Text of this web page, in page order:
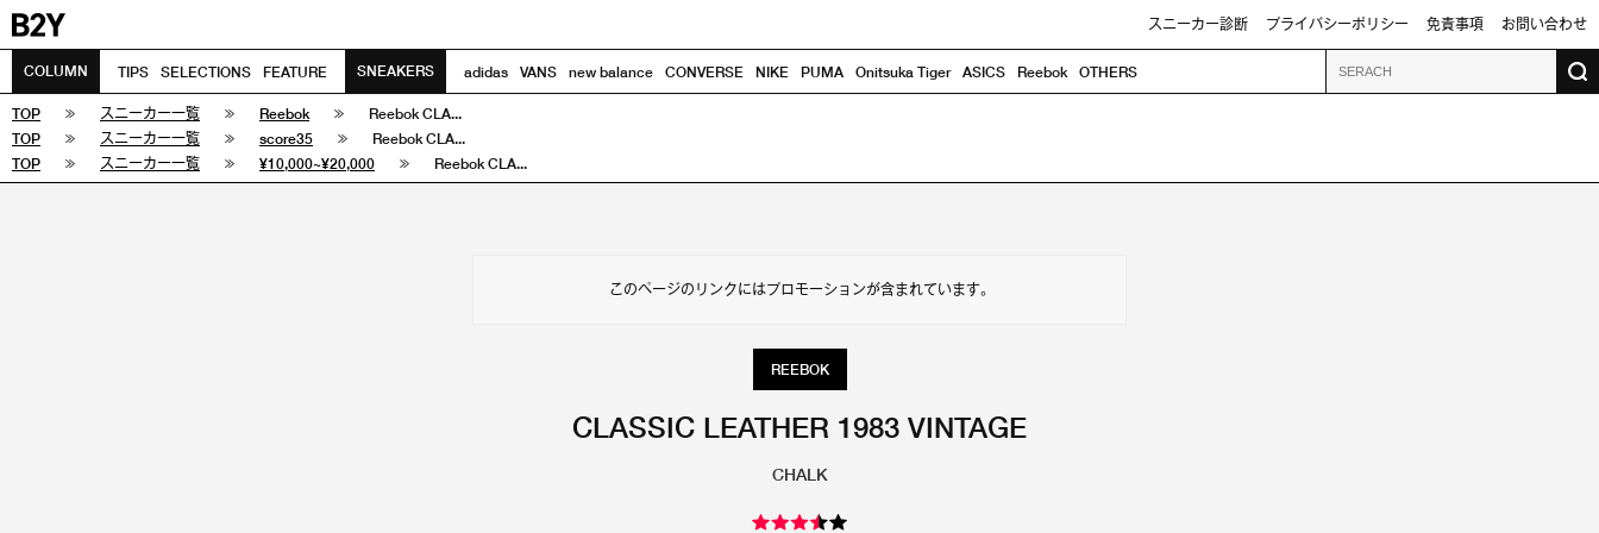
スニーカー診断 プライバシーポリシー 免責事項 お問い合わせ
COLUMN TIPS SELECTIONS FEATURE SNEAKERS adidas VANS new balance CONVERSE NIKE PUMA Onitsuka Tiger ASICS Reebok OTHERS
TOP スニーカー一覧 Reebok
Reebok CLA...
TOP
スニーカー一覧 score35
Reebok CLA...
TOP
スニーカー一覧 ¥10,000~¥20,000 Reebok CLA...
このページのリンクにはプロモーションが含まれています。
REEBOK
CLASSIC LEATHER 1983 VINTAGE
CHALK